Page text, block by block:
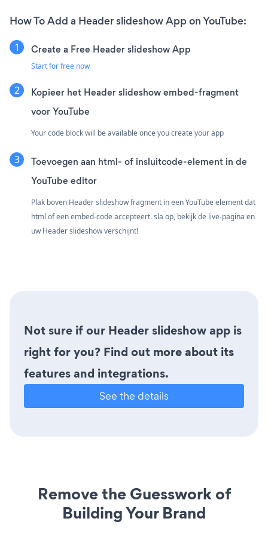
How To Add a Header slideshow App on YouTube:
Create a Free Header slideshow App
Start for free now
Kopieer het Header slideshow embed-fragment
voor YouTube
Your code block will be available once you create your app
Toevoegen aan html- of insluitcode-element in de
YouTube editor
Plak boven Header slideshow fragment in een YouTube element dat
html of een embed-code accepteert. sla op, bekijk de live-pagina en
uw Header slideshow verschijnt!
Not sure if our Header slideshow app is
right for you? Find out more about its
features and integrations.
See the details
Remove the Guesswork of
Building Your Brand